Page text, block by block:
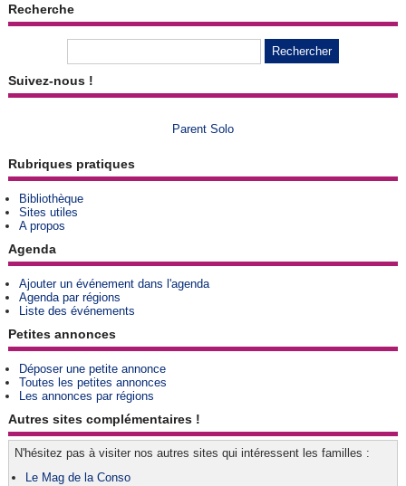
Recherche
Suivez-nous !
Parent Solo
Rubriques pratiques
Bibliothèque
Sites utiles
A propos
Agenda
Ajouter un événement dans l'agenda
Agenda par régions
Liste des événements
Petites annonces
Déposer une petite annonce
Toutes les petites annonces
Les annonces par régions
Autres sites complémentaires !
N'hésitez pas à visiter nos autres sites qui intéressent les familles :
Le Mag de la Conso